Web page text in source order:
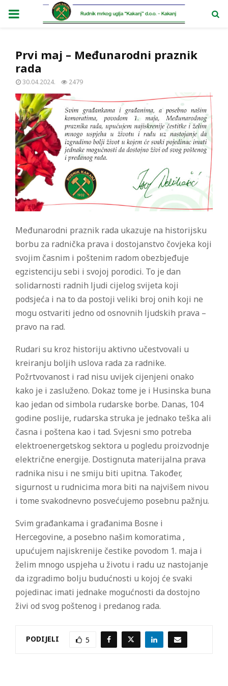
PRIMARY
Prvi maj – Međunarodni praznik
rada
30.04.2024. 2479
Međunarodni praznik rada ukazuje na historijsku
borbu za radnička prava i dostojanstvo čovjeka koji
svojim časnim i poštenim radom obezbjeđuje
egzistenciju sebi i svojoj porodici. To je dan
solidarnosti radnih ljudi cijelog svijeta koji
podsjeća i na to da postoji veliki broj onih koji ne
mogu ostvariti jedno od osnovnih ljudskih prava –
pravo na rad.
Rudari su kroz historiju aktivno učestvovali u
kreiranju boljih uslova rada za radnike.
Požrtvovanost i rad nisu uvijek cijenjeni onako
kako je i zasluženo. Dokaz tome je i Husinska buna
kao jedan od simbola rudarske borbe. Danas, 104
godine poslije, rudarska struka je jednako teška ali
časna i poštena kao i tad. Svjesni smo potreba
elektroenergetskog sektora u pogledu proizvodnje
električne energije. Dostignuta materijalna prava
radnika nisu i ne smiju biti upitna. Također,
sigurnost u rudnicima mora biti na najvišem nivou
i tome svakodnevno posvećujemo posebnu pažnju.
Svim građankama i građanima Bosne i
Hercegovine, a posebno našim komoratima ,
upućujem najiskrenije čestike povodom 1. maja i
želim mnogo uspjeha u životu i radu uz nastojanje
da izgradimo bolju budućnosti u kojoj će svaki
pojedinac imati jednake mogućnosti da dostojno
živi od svog poštenog i predanog rada.
PODIJELI 5